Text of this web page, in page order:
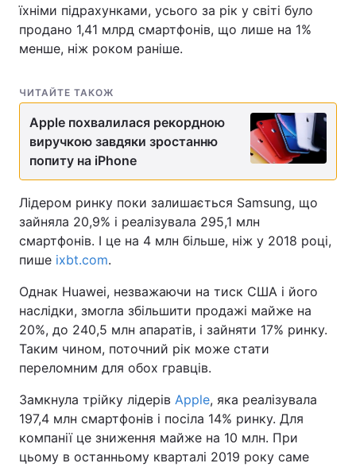
їхніми підрахунками, усього за рік у світі було
продано 1,41 млрд смартфонів, що лише на 1%
менше, ніж роком раніше.
ЧИТАЙТЕ ТАКОЖ
Apple похвалилася рекордною
виручкою завдяки зростанню
попиту на iPhone
Лідером ринку поки залишається Samsung, що
зайняла 20,9% і реалізувала 295,1 млн
смартфонів. І це на 4 млн більше, ніж у 2018 році,
пише ixbt.com.
Однак Huawei, незважаючи на тиск США і його
наслідки, змогла збільшити продажі майже на
20%, до 240,5 млн апаратів, і зайняти 17% ринку.
Таким чином, поточний рік може стати
переломним для обох гравців.
Замкнула трійку лідерів Apple, яка реалізувала
197,4 млн смартфонів і посіла 14% ринку. Для
компанії це зниження майже на 10 млн. При
цьому в останньому кварталі 2019 року саме